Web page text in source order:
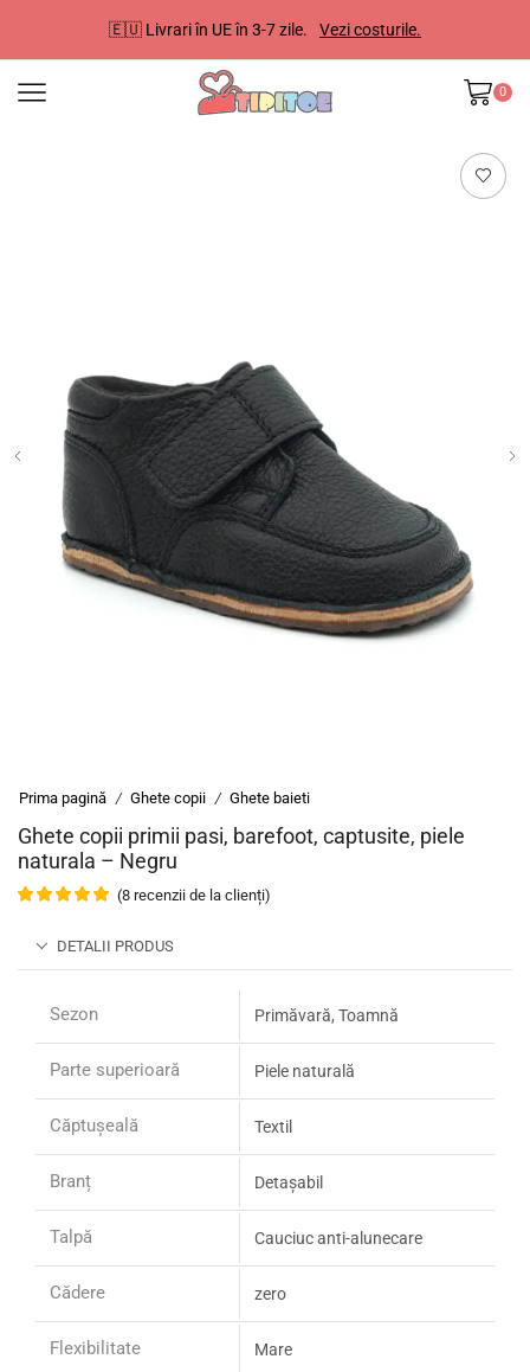
🇪🇺 Livrari în UE în 3-7 zile. Vezi costurile.
0
Prima pagină / Ghete copii / Ghete baieti
Ghete copii primii pasi, barefoot, captusite, piele
naturala – Negru
(8 recenzii de la clienți)
DETALII PRODUS
Sezon Primăvară, Toamnă
Parte superioară Piele naturală
Căptușeală Textil
Branț Detașabil
Talpă Cauciuc anti-alunecare
Cădere zero
Flexibilitate Mare